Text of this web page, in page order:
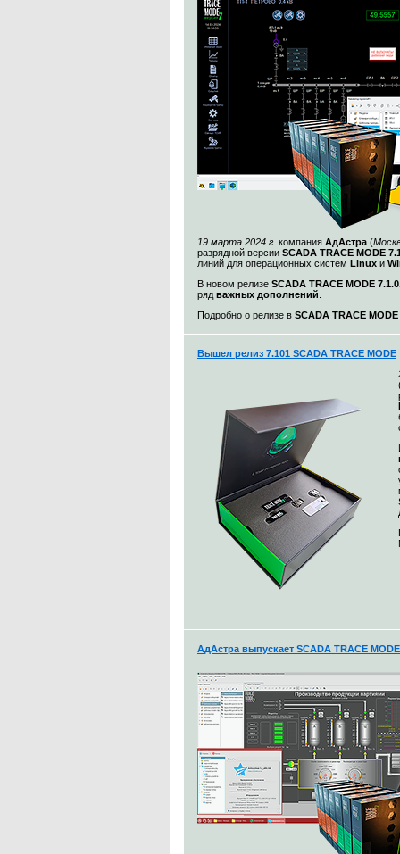
19 марта 2024 г. компания АдАстра (
разрядной версии SCADA TRACE MODE
линий для операционных систем Linux и
В новом релизе SCADA TRACE MODE
ряд важных дополнений
Подробно о релизе в SCADA TRACE MODE
Вышел релиз 7.101 SCADA TRACE MODE
АдАстра выпускает SCADA TRACE